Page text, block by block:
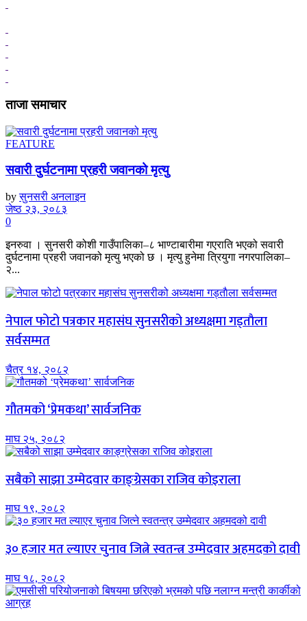
ताजा समाचार
FEATURE
सवारी दुर्घटनामा प्रहरी जवानको मृत्यु
by सुनसरी अनलाइन
जेष्ठ २३, २०८३
0
इनरुवा । सुनसरी कोशी गाउँपालिका–८ भाण्टाबारीमा गएराति भएको सवारी
दुर्घटनामा प्रहरी जवानको मृत्यु भएको छ । मृत्यु हुनेमा त्रियुगा नगरपालिका–
२...
नेपाल फोटो पत्रकार महासंघ सुनसरीको अध्यक्षमा गड्ताैला
सर्वसम्मत
चैत्र १४, २०८२
गौतमको ‘प्रेमकथा’ सार्वजनिक
माघ २५, २०८२
सबैको साझा उम्मेदवार काङ्ग्रेसका राजिव कोइराला
माघ १९, २०८२
३० हजार मत ल्याएर चुनाव जित्ने स्वतन्त्र उम्मेदवार अहमदको दावी
माघ १८, २०८२